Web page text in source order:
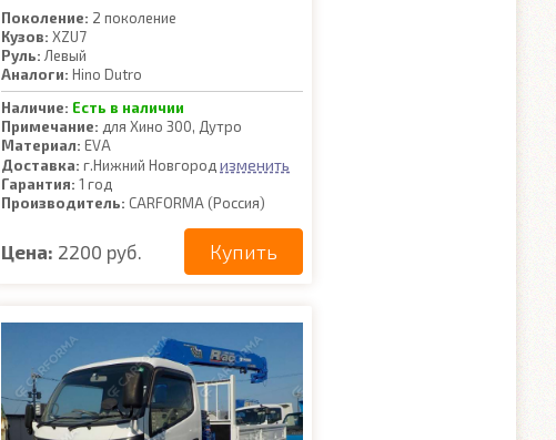
Поколение: 2 поколение
Кузов: XZU7
Руль: Левый
Аналоги: Hino Dutro
Наличие: Есть в наличии
Примечание: для Хино 300, Дутро
Материал: EVA
Доставка: г.Нижний Новгород изменить
Гарантия: 1 год
Производитель: CARFORMA (Россия)
Цена: 2200 руб. Купить